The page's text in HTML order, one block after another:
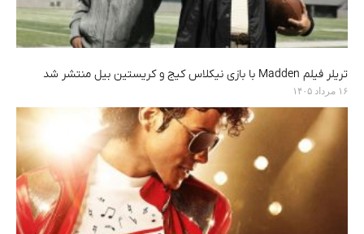
تریلر فیلم Madden با بازی نیکلاس کیج و کریستین بیل منتشر شد
۱۶ مرداد ۱۴۰۵